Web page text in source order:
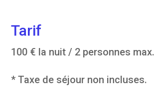
Tarif
100 € la nuit / 2 personnes
* Taxe de séjour non incluses.